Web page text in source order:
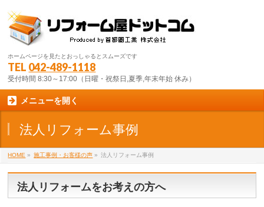
ホームページを見たとおっしゃるとスムーズです
TEL 042-489-1118
受付時間 8:30～17:00（日曜・祝祭日,夏季,年末年始 休み）
メニューを開く
法人リフォーム事例
HOME » 施工事例・お客様の声 » 法人リフォーム事例
法人リフォームをお考えの方へ